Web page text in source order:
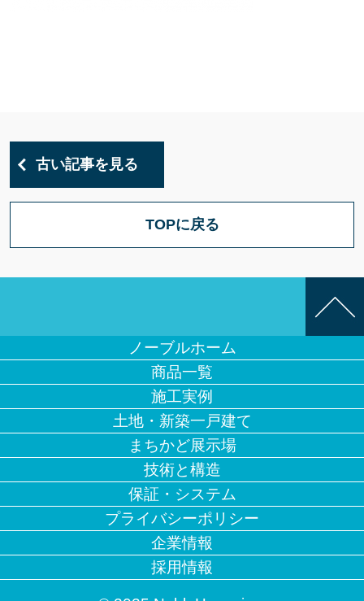
古い記事を見る
TOPに戻る
ノーブルホーム
商品一覧
施工実例
土地・新築一戸建て
まちかど展示場
技術と構造
保証・システム
プライバシーポリシー
企業情報
採用情報